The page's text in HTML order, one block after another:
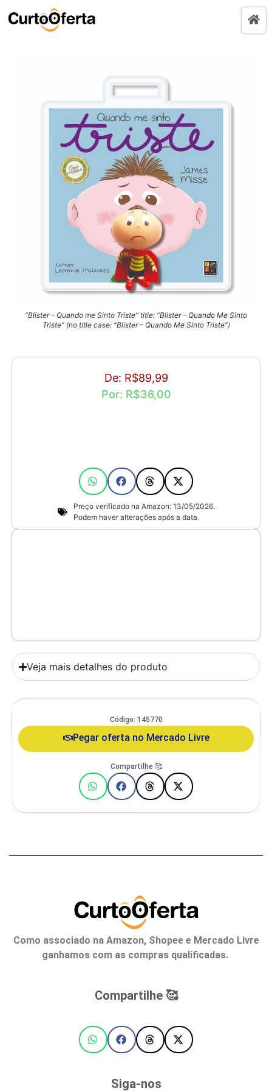
“Blister – Quando me Sinto Triste” title: “Blister – Quando Me Sinto
Triste” (no title case: “Blister – Quando Me Sinto Triste”)
De: R$89,99
Por: R$36,00
Preço verificado na Amazon: 13/05/2026.
Podem haver alterações após a data.
Veja mais detalhes do produto
Comedouro Duplo Gato E Cachorro De Pequeno Porte Itaporã Duo
Design
Código: 145770
Pegar oferta no Mercado Livre
Compartilhe 🥰
Como associado na Amazon, Shopee e Mercado Livre
ganhamos com as compras qualificadas.
Compartilhe 🥰
Siga-nos